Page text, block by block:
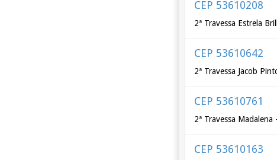
CEP 53610208
2ª Travessa Estrela
CEP 53610642
2ª Travessa Jacob
CEP 53610761
2ª Travessa Madalena
CEP 53610163